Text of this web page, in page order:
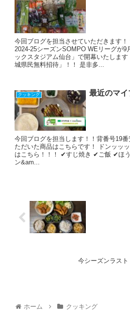
今回ブログを担当させていただきます！
2024-25シーズンSOMPO WEリーグが9
ックスタジアム仙台」で開幕いたしま
城県民無料招待」！！ 是非多...
クッキング 最近のマイ
今回ブログを担当します！！背番号19
ただいた商品はこちらです！ ドンッッ
はこちら！！！ ✔︎すじ焼き ✔︎ご飯 ✔︎ほ
ン&am...
今シーズンラスト
ホーム クッキング